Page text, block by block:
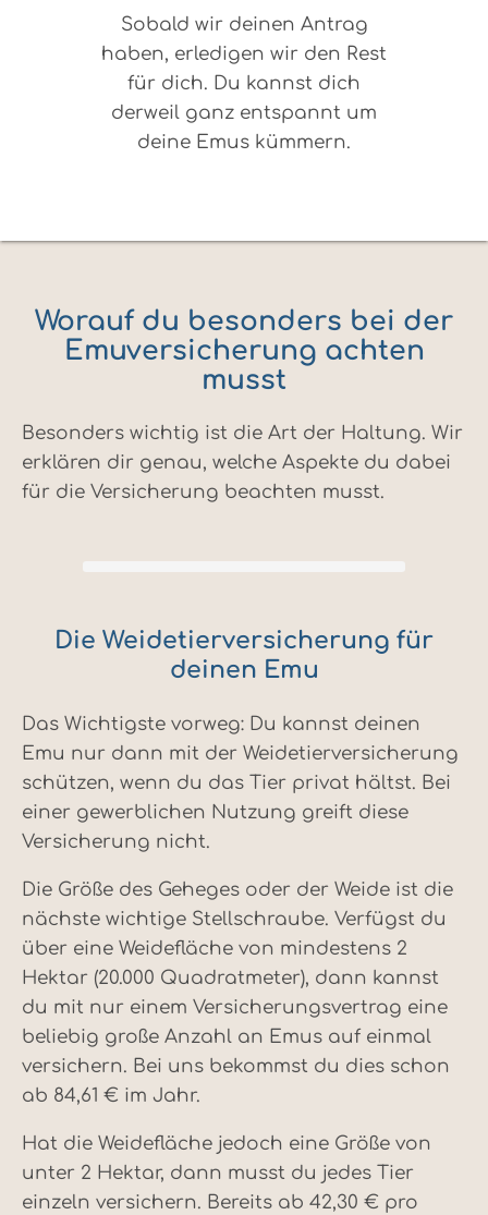
Sobald wir deinen Antrag
haben, erledigen wir den Rest
für dich. Du kannst dich
derweil ganz entspannt um
deine Emus kümmern.
Worauf du besonders bei der
Emuversicherung achten
musst
Besonders wichtig ist die Art der Haltung. Wir
erklären dir genau, welche Aspekte du dabei
für die Versicherung beachten musst.
Die Weidetierversicherung für
deinen Emu
Das Wichtigste vorweg: Du kannst deinen
Emu nur dann mit der Weidetierversicherung
schützen, wenn du das Tier privat hältst. Bei
einer gewerblichen Nutzung greift diese
Versicherung nicht.
Die Größe des Geheges oder der Weide ist die
nächste wichtige Stellschraube. Verfügst du
über eine Weidefläche von mindestens 2
Hektar (20.000 Quadratmeter), dann kannst
du mit nur einem Versicherungsvertrag eine
beliebig große Anzahl an Emus auf einmal
versichern. Bei uns bekommst du dies schon
ab 84,61 € im Jahr.
Hat die Weidefläche jedoch eine Größe von
unter 2 Hektar, dann musst du jedes Tier
einzeln versichern. Bereits ab 42,30 € pro